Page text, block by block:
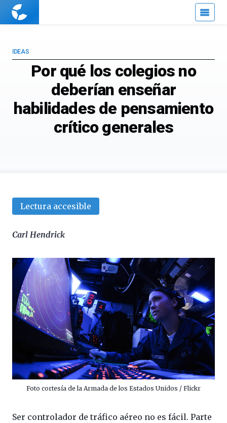
Cuaderno
Por qué los colegios no
deberían enseñar
habilidades de pensamiento
crítico generales
IDEAS
Lectura accesible
Carl Hendrick
Foto cortesía de la Armada de los Estados Unidos / Flickr
Ser controlador de tráfico aéreo no es fácil. Parte